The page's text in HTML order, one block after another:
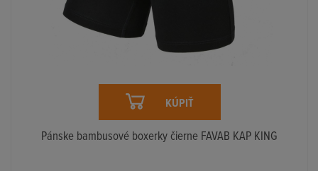
KÚPIŤ
Pánske bambusové boxerky čierne FAVAB KAP KING